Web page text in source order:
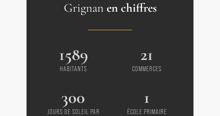
Grignan en chiffres
1589
HABITANTS
21
COMMERCES
300
JOURS DE SOLEIL PAR
1
ÉCOLE PRIMAIRE